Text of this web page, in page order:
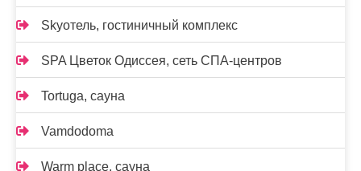
Skyотель, гостиничный комплекс
SPA Цветок Одиссея, сеть СПА-центров
Tortuga, сауна
Vamdodoma
Warm place, сауна